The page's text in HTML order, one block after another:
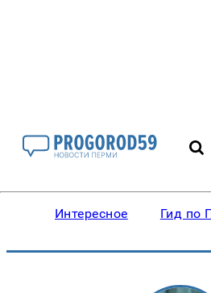
Интересное Гид по